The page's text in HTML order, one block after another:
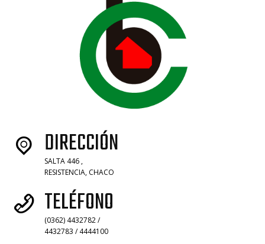
DIRECCIÓN
SALTA 446 ,
RESISTENCIA, CHACO
TELÉFONO
(0362) 4432782 /
4432783 / 4444100